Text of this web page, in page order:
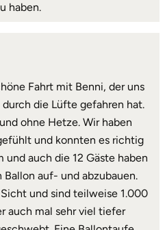
haben.
Fahrt mit Benni, der uns
die Lüfte gefahren hat.
ohne Hetze. Wir haben
und konnten es richtig
und auch die 12 Gäste haben
auf- und abzubauen.
und sind teilweise 1.000
auch mal sehr viel tiefer